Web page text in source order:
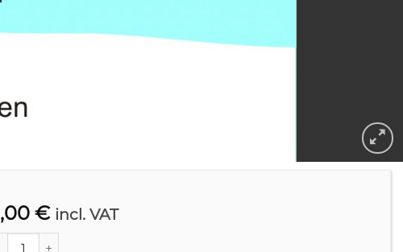
€ incl. VAT
for Cello with Curved Bow (2000) quantity